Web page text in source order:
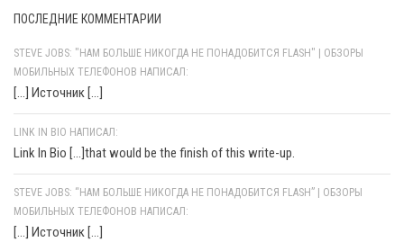
ПОСЛЕДНИЕ КОММЕНТАРИИ
STEVE JOBS: "НАМ БОЛЬШЕ НИКОГДА НЕ ПОНАДОБИТСЯ FLASH" | ОБЗОРЫ
МОБИЛЬНЫХ ТЕЛЕФОНОВ НАПИСАЛ:
[…] Источник […]
LINK IN BIO НАПИСАЛ:
Link In Bio [...]that would be the finish of this write-up.
STEVE JOBS: “НАМ БОЛЬШЕ НИКОГДА НЕ ПОНАДОБИТСЯ FLASH” | ОБЗОРЫ
МОБИЛЬНЫХ ТЕЛЕФОНОВ НАПИСАЛ:
[…] Источник […]